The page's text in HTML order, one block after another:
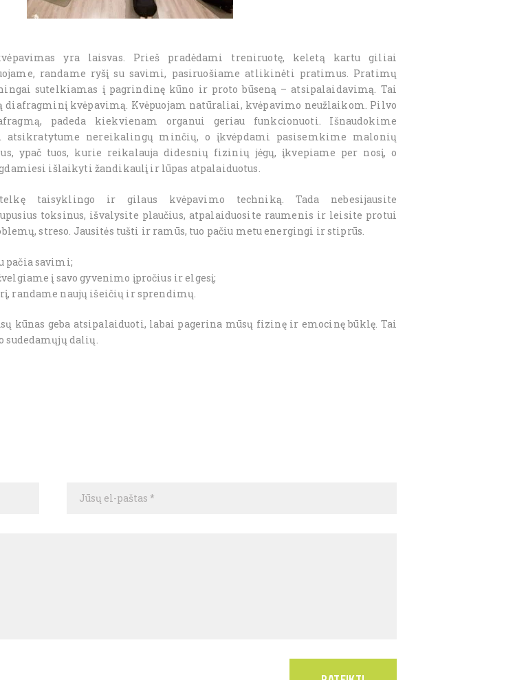
yra laisvas. Prieš pradėdami treniruotę, keletą kartu giliai
randame ryšį su savimi, pasiruošiame atlikinėti pratimus. Pratimų
sutelkiamas į pagrindinę kūno ir proto būseną – atsipalaidavimą. Tai
kvėpavimą. Kvėpuojam natūraliai, kvėpavimo neužlaikom. Pilvo
padeda kiekvienam organui geriau funkcionuoti. Išnaudokime
atsikratytume nereikalingų minčių, o įkvėpdami pasisemkime malonių
ypač tuos, kurie reikalauja didesnių fizinių jėgų, įkvepiame per nosį, o
išlaikyti žandikaulį ir lūpas atpalaiduotus.
taisyklingo ir gilaus kvėpavimo techniką. Tada nebesijausite
toksinus, išvalysite plaučius, atpalaiduosite raumenis ir leisite protui
streso. Jausitės tušti ir ramūs, tuo pačiu metu energingi ir stiprūs.
pačia savimi;
į savo gyvenimo įpročius ir elgesį;
randame naujų išeičių ir sprendimų.
kūnas geba atsipalaiduoti, labai pagerina mūsų fizinę ir emocinę būklę. Tai
dalių.